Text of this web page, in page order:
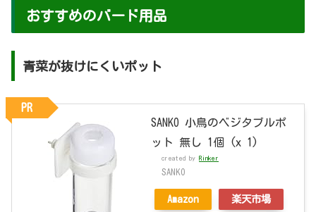
おすすめのバード用品
青菜が抜けにくいポット
SANKO 小鳥のベジタブルポ
ット 無し 1個 (x 1)
created by Rinker
SANKO
Amazon 楽天市場
PR